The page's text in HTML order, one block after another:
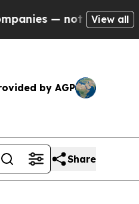
not Taxpayers — the
View all
by AGP
Share